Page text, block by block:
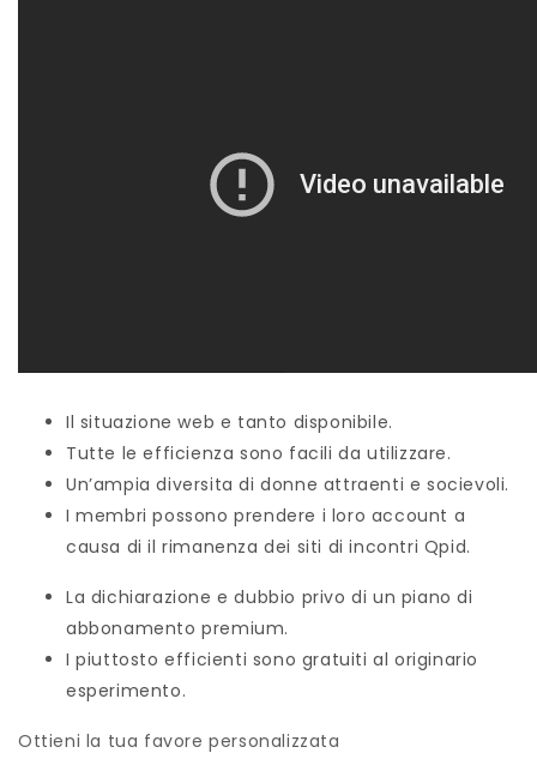
Il situazione web e tanto disponibile.
Tutte le efficienza sono facili da utilizzare.
Un’ampia diversita di donne attraenti e socievoli.
I membri possono prendere i loro account a
causa di il rimanenza dei siti di incontri Qpid.
La dichiarazione e dubbio privo di un piano di
abbonamento premium.
I piuttosto efficienti sono gratuiti al originario
esperimento.
Ottieni la tua favore personalizzata